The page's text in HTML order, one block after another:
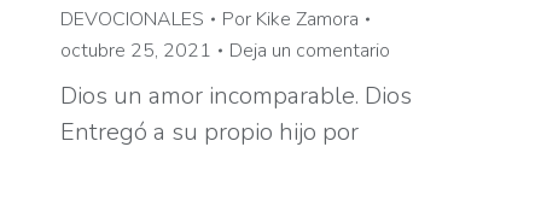
DEVOCIONALES Por Kike Zamora
octubre 25, 2021
Deja un comentario
Dios un amor incomparable. Dios
Entregó a su propio hijo por